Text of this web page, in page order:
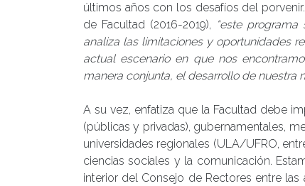
últimos años con los desafíos del
de Facultad (2016-2019), “este
analiza las limitaciones y oportunidades
actual escenario en que nos
manera conjunta, el desarrollo de nuestra
A su vez, enfatiza que la Facultad debe
(públicas y privadas), gubernamentales,
universidades regionales (ULA/UFRO,
ciencias sociales y la comunicación.
interior del Consejo de Rectores entre